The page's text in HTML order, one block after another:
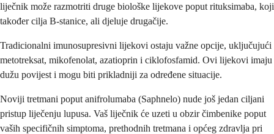
liječnik može razmotriti druge biološke lijekove poput rituksimaba, koji
također cilja B-stanice, ali djeluje drugačije.
Tradicionalni imunosupresivni lijekovi ostaju važne opcije, uključujući
metotreksat, mikofenolat, azatioprin i ciklofosfamid. Ovi lijekovi imaju
dužu povijest i mogu biti prikladniji za određene situacije.
Noviji tretmani poput anifrolumaba (Saphnelo) nude još jedan ciljani
pristup liječenju lupusa. Vaš liječnik će uzeti u obzir čimbenike poput
vaših specifičnih simptoma, prethodnih tretmana i općeg zdravlja pri